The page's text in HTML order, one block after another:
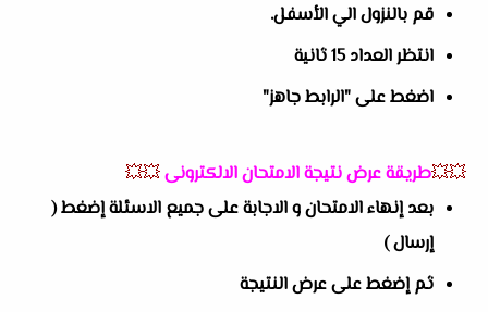
قم بالنزول الي الأسفل.
انتظر العداد 15 ثانية
اضغط على "الرابط جاهز"
💥💥طريقة عرض نتيجة الامتحان الالكترونى💥💥
بعد إنهاء الامتحان و الاجابة على جميع الاسئلة إضغط (
إرسال )
ثم إضغط على عرض النتيجة